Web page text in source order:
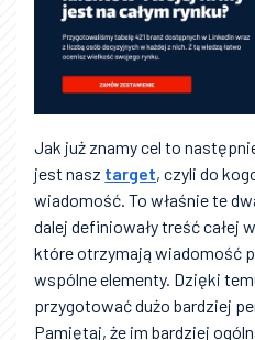
Jak już znamy cel to
jest nasz target, czyli do
wiadomość. To właśnie te
dalej definiowały treść całej
które otrzymają wiadomość
wspólne elementy. Dzięki
przygotować dużo bardziej
Pamiętaj, że im bardziej